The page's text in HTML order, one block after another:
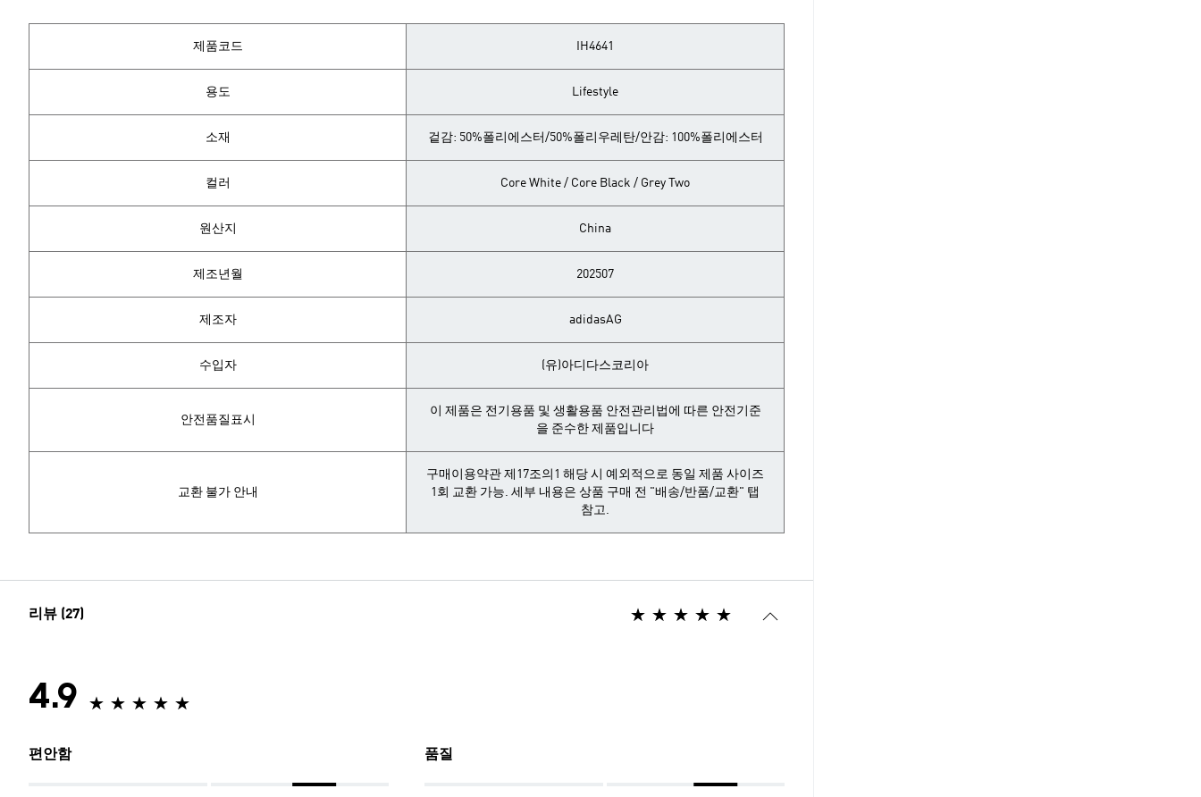
제품코드 IH4641
용도 Lifestyle
소재 겉감: 50%폴리에스터/50%폴리우레탄/안감: 100%폴리에스터
컬러 Core White / Core Black / Grey Two
원산지 China
제조년월 202507
제조자 adidasAG
수입자 (유)아디다스코리아
안전품질표시
이 제품은 전기용품 및 생활용품 안전관리법에 따른 안전기준
을 준수한 제품입니다
교환 불가 안내
구매이용약관 제17조의1 해당 시 예외적으로 동일 제품 사이즈
1회 교환 가능. 세부 내용은 상품 구매 전 "배송/반품/교환" 탭
참고.
리뷰 (27)
4.9
편안함 품질